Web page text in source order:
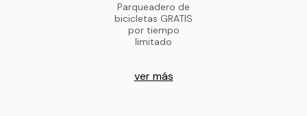
Parqueadero de
bicicletas GRATIS
por tiempo
limitado
ver más